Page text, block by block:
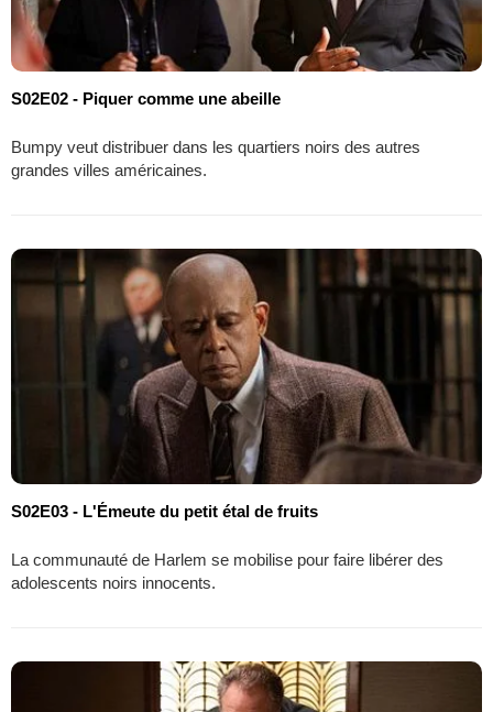
S02E02 - Piquer comme une abeille
Bumpy veut distribuer dans les quartiers noirs des autres
grandes villes américaines.
S02E03 - L'Émeute du petit étal de fruits
La communauté de Harlem se mobilise pour faire libérer des
adolescents noirs innocents.